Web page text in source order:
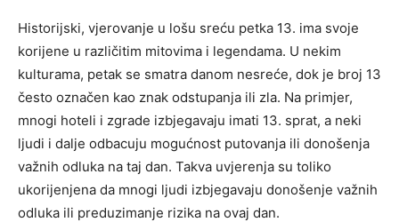
Historijski, vjerovanje u lošu sreću petka 13. ima svoje
korijene u različitim mitovima i legendama. U nekim
kulturama, petak se smatra danom nesreće, dok je broj 13
često označen kao znak odstupanja ili zla. Na primjer,
mnogi hoteli i zgrade izbjegavaju imati 13. sprat, a neki
ljudi i dalje odbacuju mogućnost putovanja ili donošenja
važnih odluka na taj dan. Takva uvjerenja su toliko
ukorijenjena da mnogi ljudi izbjegavaju donošenje važnih
odluka ili preduzimanje rizika na ovaj dan.